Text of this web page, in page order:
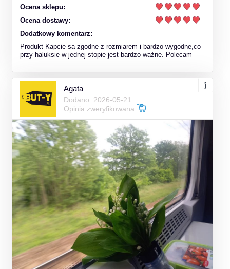
Ocena sklepu:
Ocena dostawy:
Dodatkowy komentarz:
Produkt Kapcie są zgodne z rozmiarem i bardzo wygodne,co
przy haluksie w jednej stopie jest bardzo ważne. Polecam
Agata
Dodano: 2026-05-21
Opinia zweryfikowana